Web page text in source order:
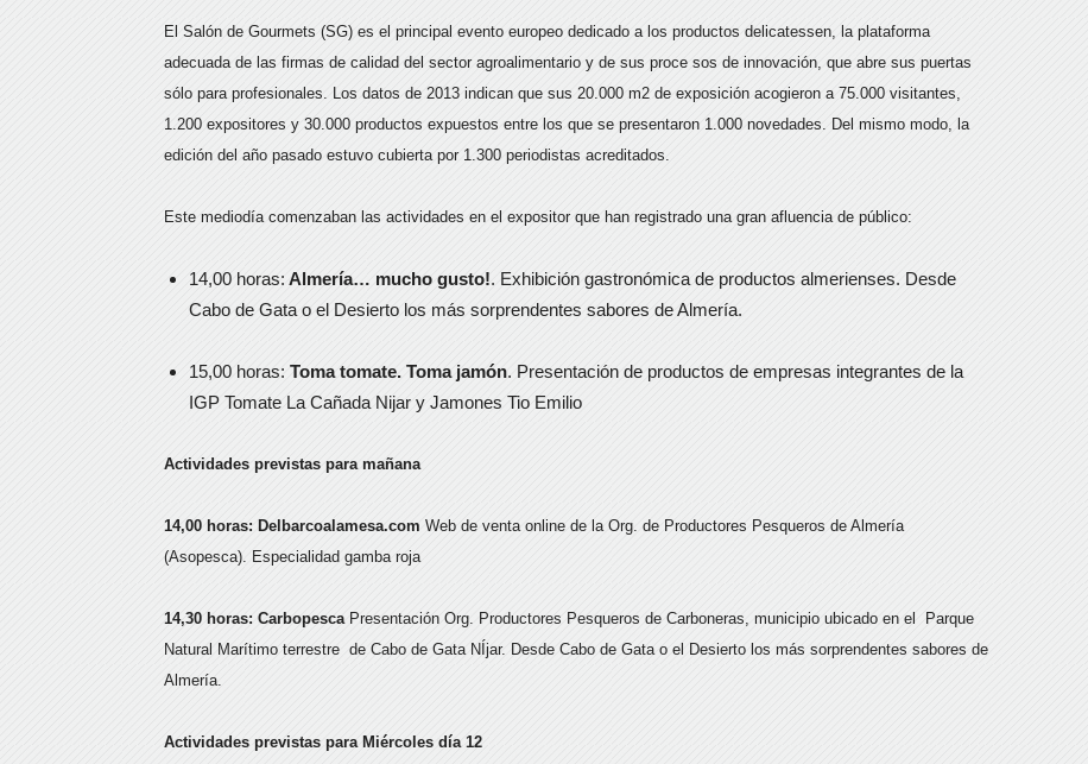
El Salón de Gourmets (SG) es el principal evento europeo dedicado a los productos delicatessen, la plataforma
adecuada de las firmas de calidad del sector agroalimentario y de sus proce sos de innovación, que abre sus puertas
sólo para profesionales. Los datos de 2013 indican que sus 20.000 m2 de exposición acogieron a 75.000 visitantes,
1.200 expositores y 30.000 productos expuestos entre los que se presentaron 1.000 novedades. Del mismo modo, la
edición del año pasado estuvo cubierta por 1.300 periodistas acreditados.
Este mediodía comenzaban las actividades en el expositor que han registrado una gran afluencia de público:
14,00 horas: Almería… mucho gusto!. Exhibición gastronómica de productos almerienses. Desde
Cabo de Gata o el Desierto los más sorprendentes sabores de Almería.
15,00 horas: Toma tomate. Toma jamón. Presentación de productos de empresas integrantes de la
IGP Tomate La Cañada Nijar y Jamones Tio Emilio
Actividades previstas para mañana
14,00 horas: Delbarcoalamesa.com Web de venta online de la Org. de Productores Pesqueros de Almería
(Asopesca). Especialidad gamba roja
14,30 horas: CarbopescaPresentación Org. Productores Pesqueros de Carboneras, municipio ubicado en el Parque
Natural Marítimo terrestre de Cabo de Gata NÍjar. Desde Cabo de Gata o el Desierto los más sorprendentes sabores de
Almería.
Actividades previstas para Miércoles día 12